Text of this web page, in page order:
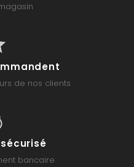
de nos clients
bancaire